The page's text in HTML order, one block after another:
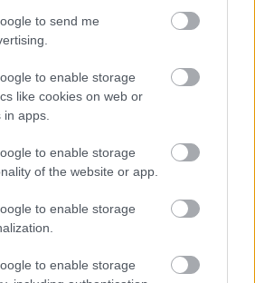
to send me
to enable storage
like cookies on web or
apps.
to enable storage
of the website or app.
to enable storage
to enable storage
είναι η ανάπτυξη μιας